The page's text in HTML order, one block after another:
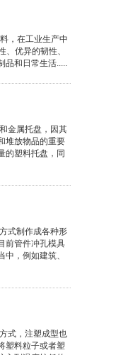
在工业生产中
优异的韧性、
品和日常生活.....
属托盘，因其
堆放物品的重要
的塑料托盘，同
制作成各种形
前管件冲孔模具
，例如建筑、
，注塑成型也
塑料粒子或者塑